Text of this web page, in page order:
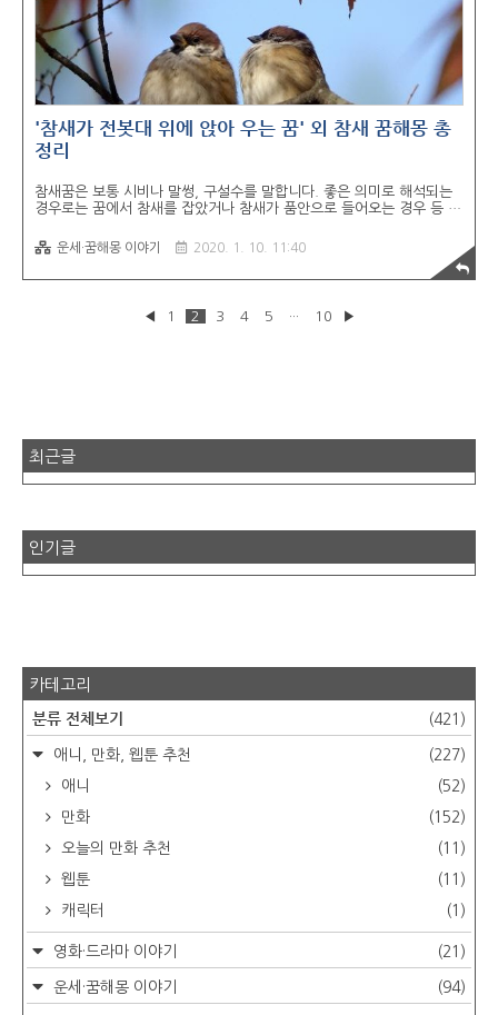
'참새가 전봇대 위에 앉아 우는 꿈' 외 참새 꿈해몽 총
정리
참새꿈은 보통 시비나 말썽, 구설수를 말합니다. 좋은 의미로 해석되는
경우로는 꿈에서 참새를 잡았거나 참새가 품안으로 들어오는 경우 등 몇
일어나게 되는 것을 암시합니다. 얼굴이 참새형으로 변하는 꿈* 마음이
조급 경솔하고 수다스러워 구설수에 오르내리게 됩니다. 참새떼가 전기
줄에 나란히 앉아 있는 꿈* 어떤 정기회의에 참석하게 되거나 모임을 갖
를 하고 있는 단체가 자신의 뜻대로 잘 움직여 주거나 많은 작품을 발표
하게 되어 명성을 얻게 될 꿈입니다. 참새가 전봇대 위에 앉아 우는 꿈*
운세·꿈해몽 이야기 2020. 1. 10. 11:40
◀ 1 2 3 4 5 ··· 10 ▶
최근글
인기글
카테고리
분류 전체보기 (421)
애니, 만화, 웹툰 추천
(227)
애니
(52)
만화
(152)
오늘의 만화 추천
(11)
웹툰
(11)
캐릭터
(1)
영화·드라마 이야기 (21)
운세·꿈해몽 이야기 (94)